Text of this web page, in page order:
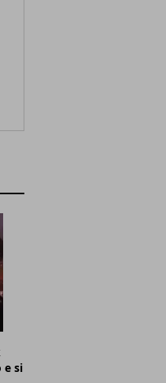
e si